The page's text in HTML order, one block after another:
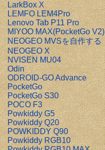
LarkBox X
LEMFO LEM4Pro
Lenovo Tab P11 Pro
MIYOO MAX(PocketGo V2)
NEOGEO MVSを自作する
NEOGEO X
NVISEN MU04
Odin
ODROID-GO Advance
PocketGo
PocketGo S30
POCO F3
Powkiddy G5
Powkiddy Q20
POWKIDDY Q90
Powkiddy RGB10